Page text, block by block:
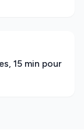
15 min pour